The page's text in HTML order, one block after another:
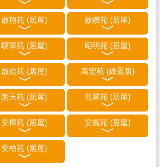
啟翔苑 (居屋) 啟鑽苑 (居屋)
驥華苑 (居屋) 昭明苑 (居屋)
啟欣苑 (居屋) 高宏苑 (綠置居)
朗天苑 (居屋) 兆翠苑 (居屋)
安樺苑 (居屋) 安麗苑 (居屋)
安柏苑 (居屋)